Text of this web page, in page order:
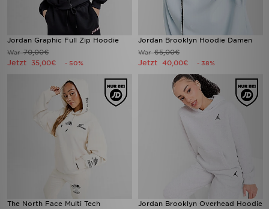
Jordan Graphic Full Zip Hoodie
War70,00€
Jetzt 35,00€ - 50%
Jordan Brooklyn Hoodie Damen
War65,00€
Jetzt 40,00€ - 38%
The North Face Multi Tech
Jordan Brooklyn Overhead Hoodie